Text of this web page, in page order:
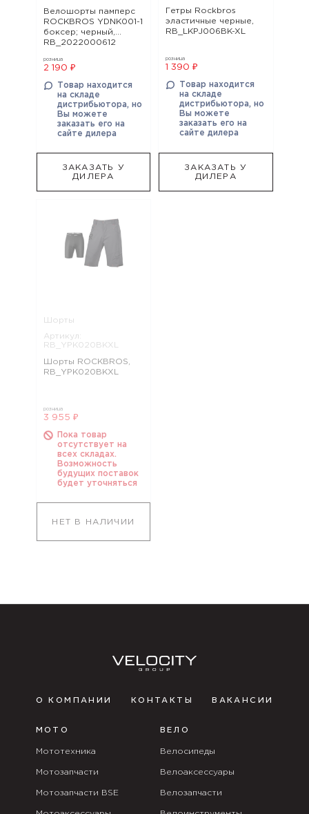
Велошорты памперс
ROCKBROS YDNK001-1
боксер; черный,
RB_2022000612
розница
2 190 ₽
Товар находится
на складе
дистрибьютора, но
Вы можете
заказать его на
сайте дилера
ЗАКАЗАТЬ У
ДИЛЕРА
Гетры Rockbros
эластичные черные,
RB_LKPJ006BK-XL
розница
1 390 ₽
Товар находится
на складе
дистрибьютора, но
Вы можете
заказать его на
сайте дилера
ЗАКАЗАТЬ У
ДИЛЕРА
Шорты
Артикул:
RB_YPK020BKXL
Шорты ROCKBROS,
RB_YPK020BKXL
розница
3 955 ₽
Пока товар
отсутствует на
всех складах.
Возможность
будущих поставок
будет уточняться
НЕТ В НАЛИЧИИ
О КОМПАНИИ КОНТАКТЫ ВАКАНСИИ
МОТО
Мототехника
Мотозапчасти
Мотозапчасти BSE
ВЕЛО
Велосипеды
Велоаксессуары
Велозапчасти